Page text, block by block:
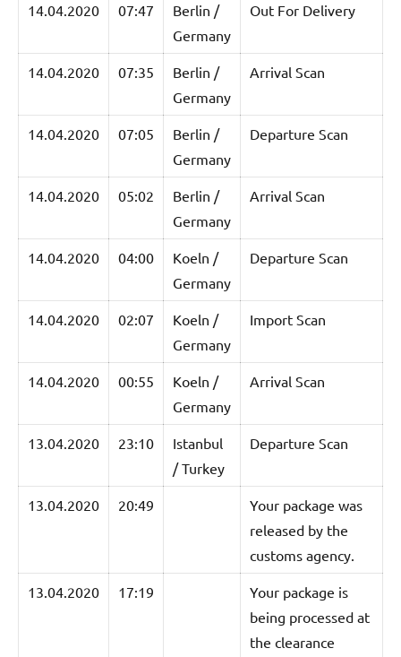
14.04.2020 07:47
Berlin /
Germany
Out For Delivery
14.04.2020 07:35
Berlin /
Germany
Arrival Scan
14.04.2020 07:05
Berlin /
Germany
Departure Scan
14.04.2020 05:02
Berlin /
Germany
Arrival Scan
14.04.2020 04:00
Koeln /
Germany
Departure Scan
14.04.2020 02:07
Koeln /
Germany
Import Scan
14.04.2020 00:55
Koeln /
Germany
Arrival Scan
13.04.2020 23:10
Istanbul
/ Turkey
Departure Scan
13.04.2020 20:49
Your package was
released by the
customs agency.
13.04.2020 17:19
Your package is
being processed at
the clearance